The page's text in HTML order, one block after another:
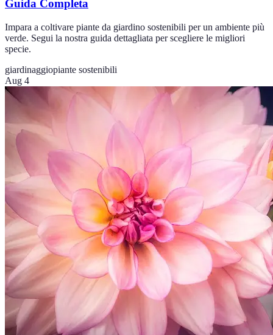
Guida Completa
Impara a coltivare piante da giardino sostenibili per un ambiente più
verde. Segui la nostra guida dettagliata per scegliere le migliori
specie.
giardinaggiopiante sostenibili
Aug 4